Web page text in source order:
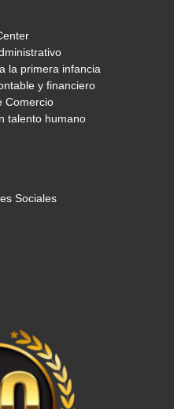
la primera infancia
y financiero
Comercio
talento humano
Sociales